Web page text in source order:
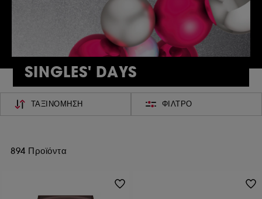
SINGLES' DAYS
ΤΑΞΙΝΌΜΗΣΗ ΦΊΛΤΡΟ
894 Προϊόντα